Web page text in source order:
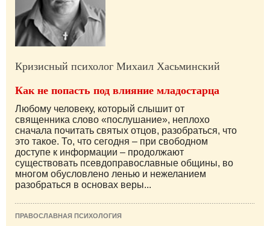
Кризисный психолог Михаил Хасьминский
Как не попасть под влияние младостарца
Любому человеку, который слышит от
священника слово «послушание», неплохо
сначала почитать святых отцов, разобраться, что
это такое. То, что сегодня – при свободном
доступе к информации – продолжают
существовать псевдоправославные общины, во
многом обусловлено ленью и нежеланием
разобраться в основах веры...
ПРАВОСЛАВНАЯ ПСИХОЛОГИЯ